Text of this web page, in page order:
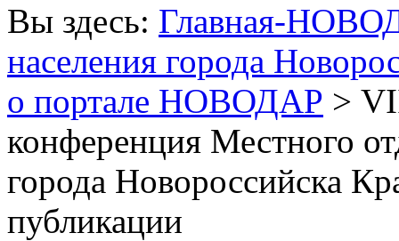
Вы здесь: Главная-
населения города
о портале НОВОДАР >
конференция Местного
города Новороссийска
публикации